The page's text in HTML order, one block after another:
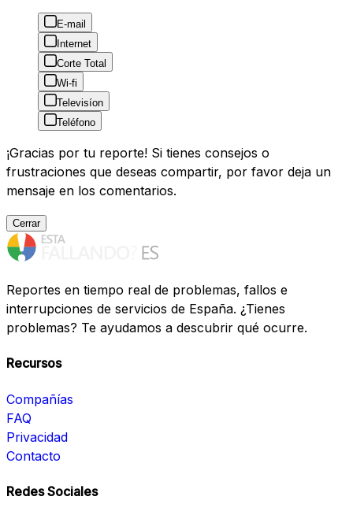
E-mail
Internet
Corte Total
Wi-fi
Televisíon
Teléfono
¡Gracias por tu reporte! Si tienes consejos o
frustraciones que deseas compartir, por favor deja un
mensaje en los comentarios.
Cerrar
Reportes en tiempo real de problemas, fallos e
interrupciones de servicios de España. ¿Tienes
problemas? Te ayudamos a descubrir qué ocurre.
Recursos
Compañías
FAQ
Privacidad
Contacto
Redes Sociales